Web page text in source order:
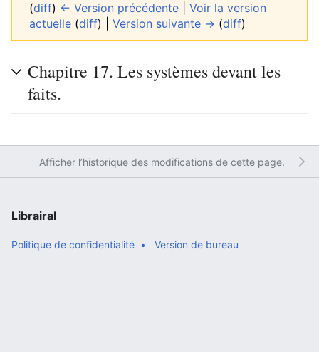
(diff) ← Version précédente
Voir la version
actuelle (diff) | Version suivante → (diff)
Chapitre 17. Les systèmes devant les
faits.
Afficher l’historique des modifications de cette page.
Librairal
Politique de confidentialité Version de bureau